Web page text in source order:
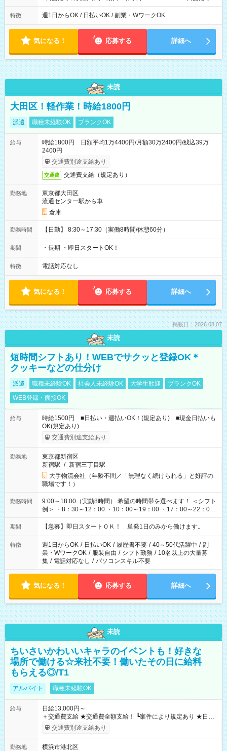
実働時間：1-5時間 └上記の時間帯内であれば、いつでも勤務可
能！ └平日・土曜日の中で、お好きな曜日でご勤務いただけま
18:00 などのように、自由な働き方が可能なお仕事です！
特徴 週1日からOK / 日払いOK / 副業・WワークOK
気になる！ 応募する 詳細へ
未読
大田区！軽作業！時給1800円
派遣 職種未経験OK ブランクOK
給与
時給1800円 日額平均1万4400円/月額30万2400円/残込39万
2400円
交通費別途支給あり
交通費 交通費支給（規定あり）
勤務地
東京都大田区
流通センター駅から車
倉庫
勤務時間 【日勤】 8:30～17:30（実働8時間/休憩60分）
期間 ・長期 ・即日スタートOK！
特徴 電話対応なし
気になる！ 応募する 詳細へ
掲載日：2026.08.07
未読
短時間シフトあり！WEBでサクッと登録OK＊
クッキーなどの仕分け
派遣 職種未経験OK 社会人未経験OK 大学生歓迎
ブランクOK
WEB登録・面接OK
給与
時給1500円 ■日払い・週払いOK！(規定あり) ■現金日払いも
OK(規定あり)
交通費別途支給あり
勤務地
東京都新宿区
新宿駅 / 新宿三丁目駅
大手物流会社（年齢不問／「無理なく続けられる」と好評の
職場です！）
勤務時間
9:00～18:00（実動8時間） 希望の時間帯を選べます！ ＜シフト
例＞ ・8：30～12：00 ・10：00～19：00 ・17：00～22：00
・13：00～22：00 ・22：00～翌6：00 など
期間 【急募】即日スタートＯＫ！ 単発1日のみから働けます。
特徴 週1日からOK / 日払いOK / 履歴書不要 / 40～50代活躍中 / 副
業・WワークOK / 服装自由 / シフト勤務 / 10名以上の大量募
集 / 電話対応なし / パソコンスキル不要
気になる！ 応募する 詳細へ
未読
ちいさいかわいいキャラのイベントも！好きな
場所で働ける☆来社不要！働いたその日に給料
もらえる◎/T1
アルバイト 職種未経験OK
給与
日給13,000円～
＋交通費支給 ★交通費全額支給！ ┗案件により規定あり ★日払
いOK！（規定あり） ┗働いたその日に現金GET♪ お仕事後はコ
ンビニATMから 日払い分を引き落とせます！ 【試用期間】試
交通費別途支給あり
勤務地
横浜市港北区